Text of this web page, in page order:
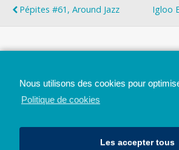
Pépites #61, Around Jazz
Igloo
Nous utilisons des cookies pour
Politique de cookies
Les accepter tous